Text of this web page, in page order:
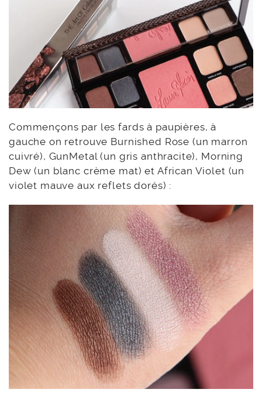
Commençons par les fards à paupières, à
gauche on retrouve Burnished Rose (un marron
cuivré), GunMetal (un gris anthracite), Morning
Dew (un blanc crème mat) et African Violet (un
violet mauve aux reflets dorés) :